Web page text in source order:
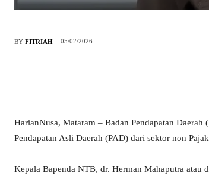
BY FITRIAH 05/02/2026
HarianNusa, Mataram – Badan Pendapatan
Pendapatan Asli Daerah (PAD) dari sektor non
Kepala Bapenda NTB, dr. Herman Mahaputra atau